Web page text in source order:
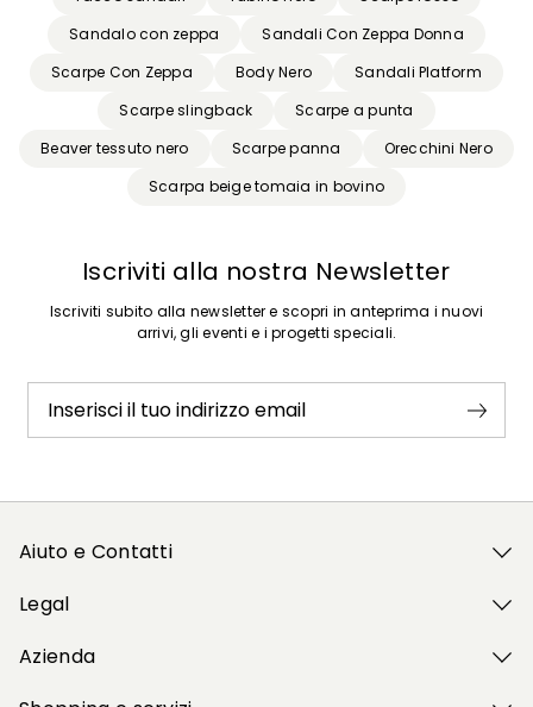
Sandalo con zeppa
Sandali Con Zeppa Donna
Scarpe Con Zeppa
Body Nero
Sandali Platform
Scarpe slingback
Scarpe a punta
Beaver tessuto nero
Scarpe panna
Orecchini Nero
Scarpa beige tomaia in bovino
Iscriviti alla nostra Newsletter
Iscriviti subito alla newsletter e scopri in anteprima i nuovi
arrivi, gli eventi e i progetti speciali.
Inserisci il tuo indirizzo email
Aiuto e Contatti
Legal
Azienda